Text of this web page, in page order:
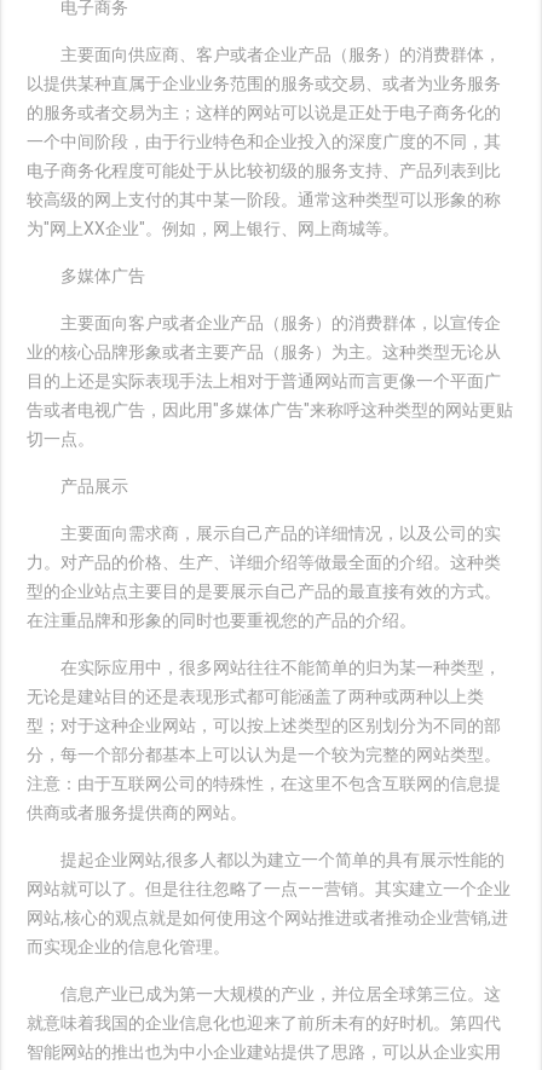
电子商务
主要面向供应商、客户或者企业产品（服务）的消费群体，
以提供某种直属于企业业务范围的服务或交易、或者为业务服务
的服务或者交易为主；这样的网站可以说是正处于电子商务化的
一个中间阶段，由于行业特色和企业投入的深度广度的不同，其
电子商务化程度可能处于从比较初级的服务支持、产品列表到比
较高级的网上支付的其中某一阶段。通常这种类型可以形象的称
为"网上XX企业"。例如，网上银行、网上商城等。
多媒体广告
主要面向客户或者企业产品（服务）的消费群体，以宣传企
业的核心品牌形象或者主要产品（服务）为主。这种类型无论从
目的上还是实际表现手法上相对于普通网站而言更像一个平面广
告或者电视广告，因此用"多媒体广告"来称呼这种类型的网站更贴
切一点。
产品展示
主要面向需求商，展示自己产品的详细情况，以及公司的实
力。对产品的价格、生产、详细介绍等做最全面的介绍。这种类
型的企业站点主要目的是要展示自己产品的最直接有效的方式。
在注重品牌和形象的同时也要重视您的产品的介绍。
在实际应用中，很多网站往往不能简单的归为某一种类型，
无论是建站目的还是表现形式都可能涵盖了两种或两种以上类
型；对于这种企业网站，可以按上述类型的区别划分为不同的部
分，每一个部分都基本上可以认为是一个较为完整的网站类型。
注意：由于互联网公司的特殊性，在这里不包含互联网的信息提
供商或者服务提供商的网站。
提起企业网站,很多人都以为建立一个简单的具有展示性能的
网站就可以了。但是往往忽略了一点——营销。其实建立一个企业
网站,核心的观点就是如何使用这个网站推进或者推动企业营销,进
而实现企业的信息化管理。
信息产业已成为第一大规模的产业，并位居全球第三位。这
就意味着我国的企业信息化也迎来了前所未有的好时机。第四代
智能网站的推出也为中小企业建站提供了思路，可以从企业实用